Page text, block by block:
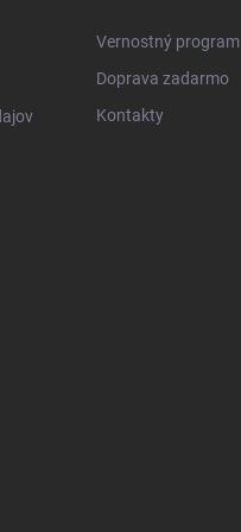
Vernostný program
Doprava zadarmo
Kontakty